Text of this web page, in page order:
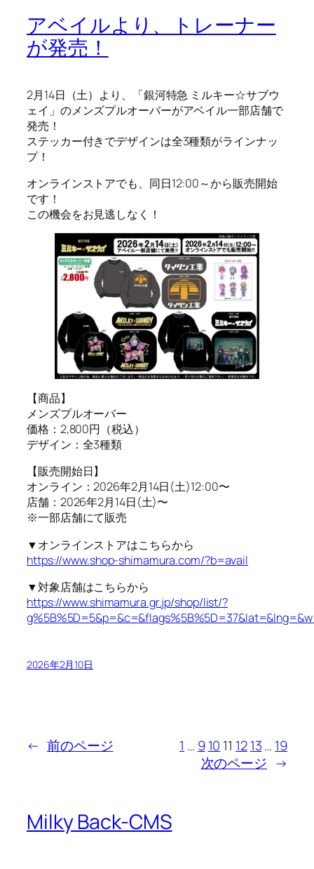
アベイルより、トレーナー
が発売！
2月14日（土）より、「銀河特急 ミルキー☆サブウ
ェイ」のメンズプルオーバーがアベイル一部店舗で
発売！
ステッカー付きでデザインは全3種類がラインナッ
プ！
オンラインストアでも、同日12:00～から販売開始
です！
この機会をお見逃しなく！
【商品】
メンズプルオーバー
価格：2,800円（税込）
デザイン：全3種類
【販売開始日】
オンライン：2026年2月14日(土)12:00〜
店舗：2026年2月14日(土)〜
※一部店舗にて販売
▼オンラインストアはこちらから
https://www.shop-shimamura.com/?b=avail
▼対象店舗はこちらから
https://www.shimamura.gr.jp/shop/list/?
2026年2月10日
← 前のページ 1 … 9 10 11 12 13… 19
次のページ →
Milky Back-CMS